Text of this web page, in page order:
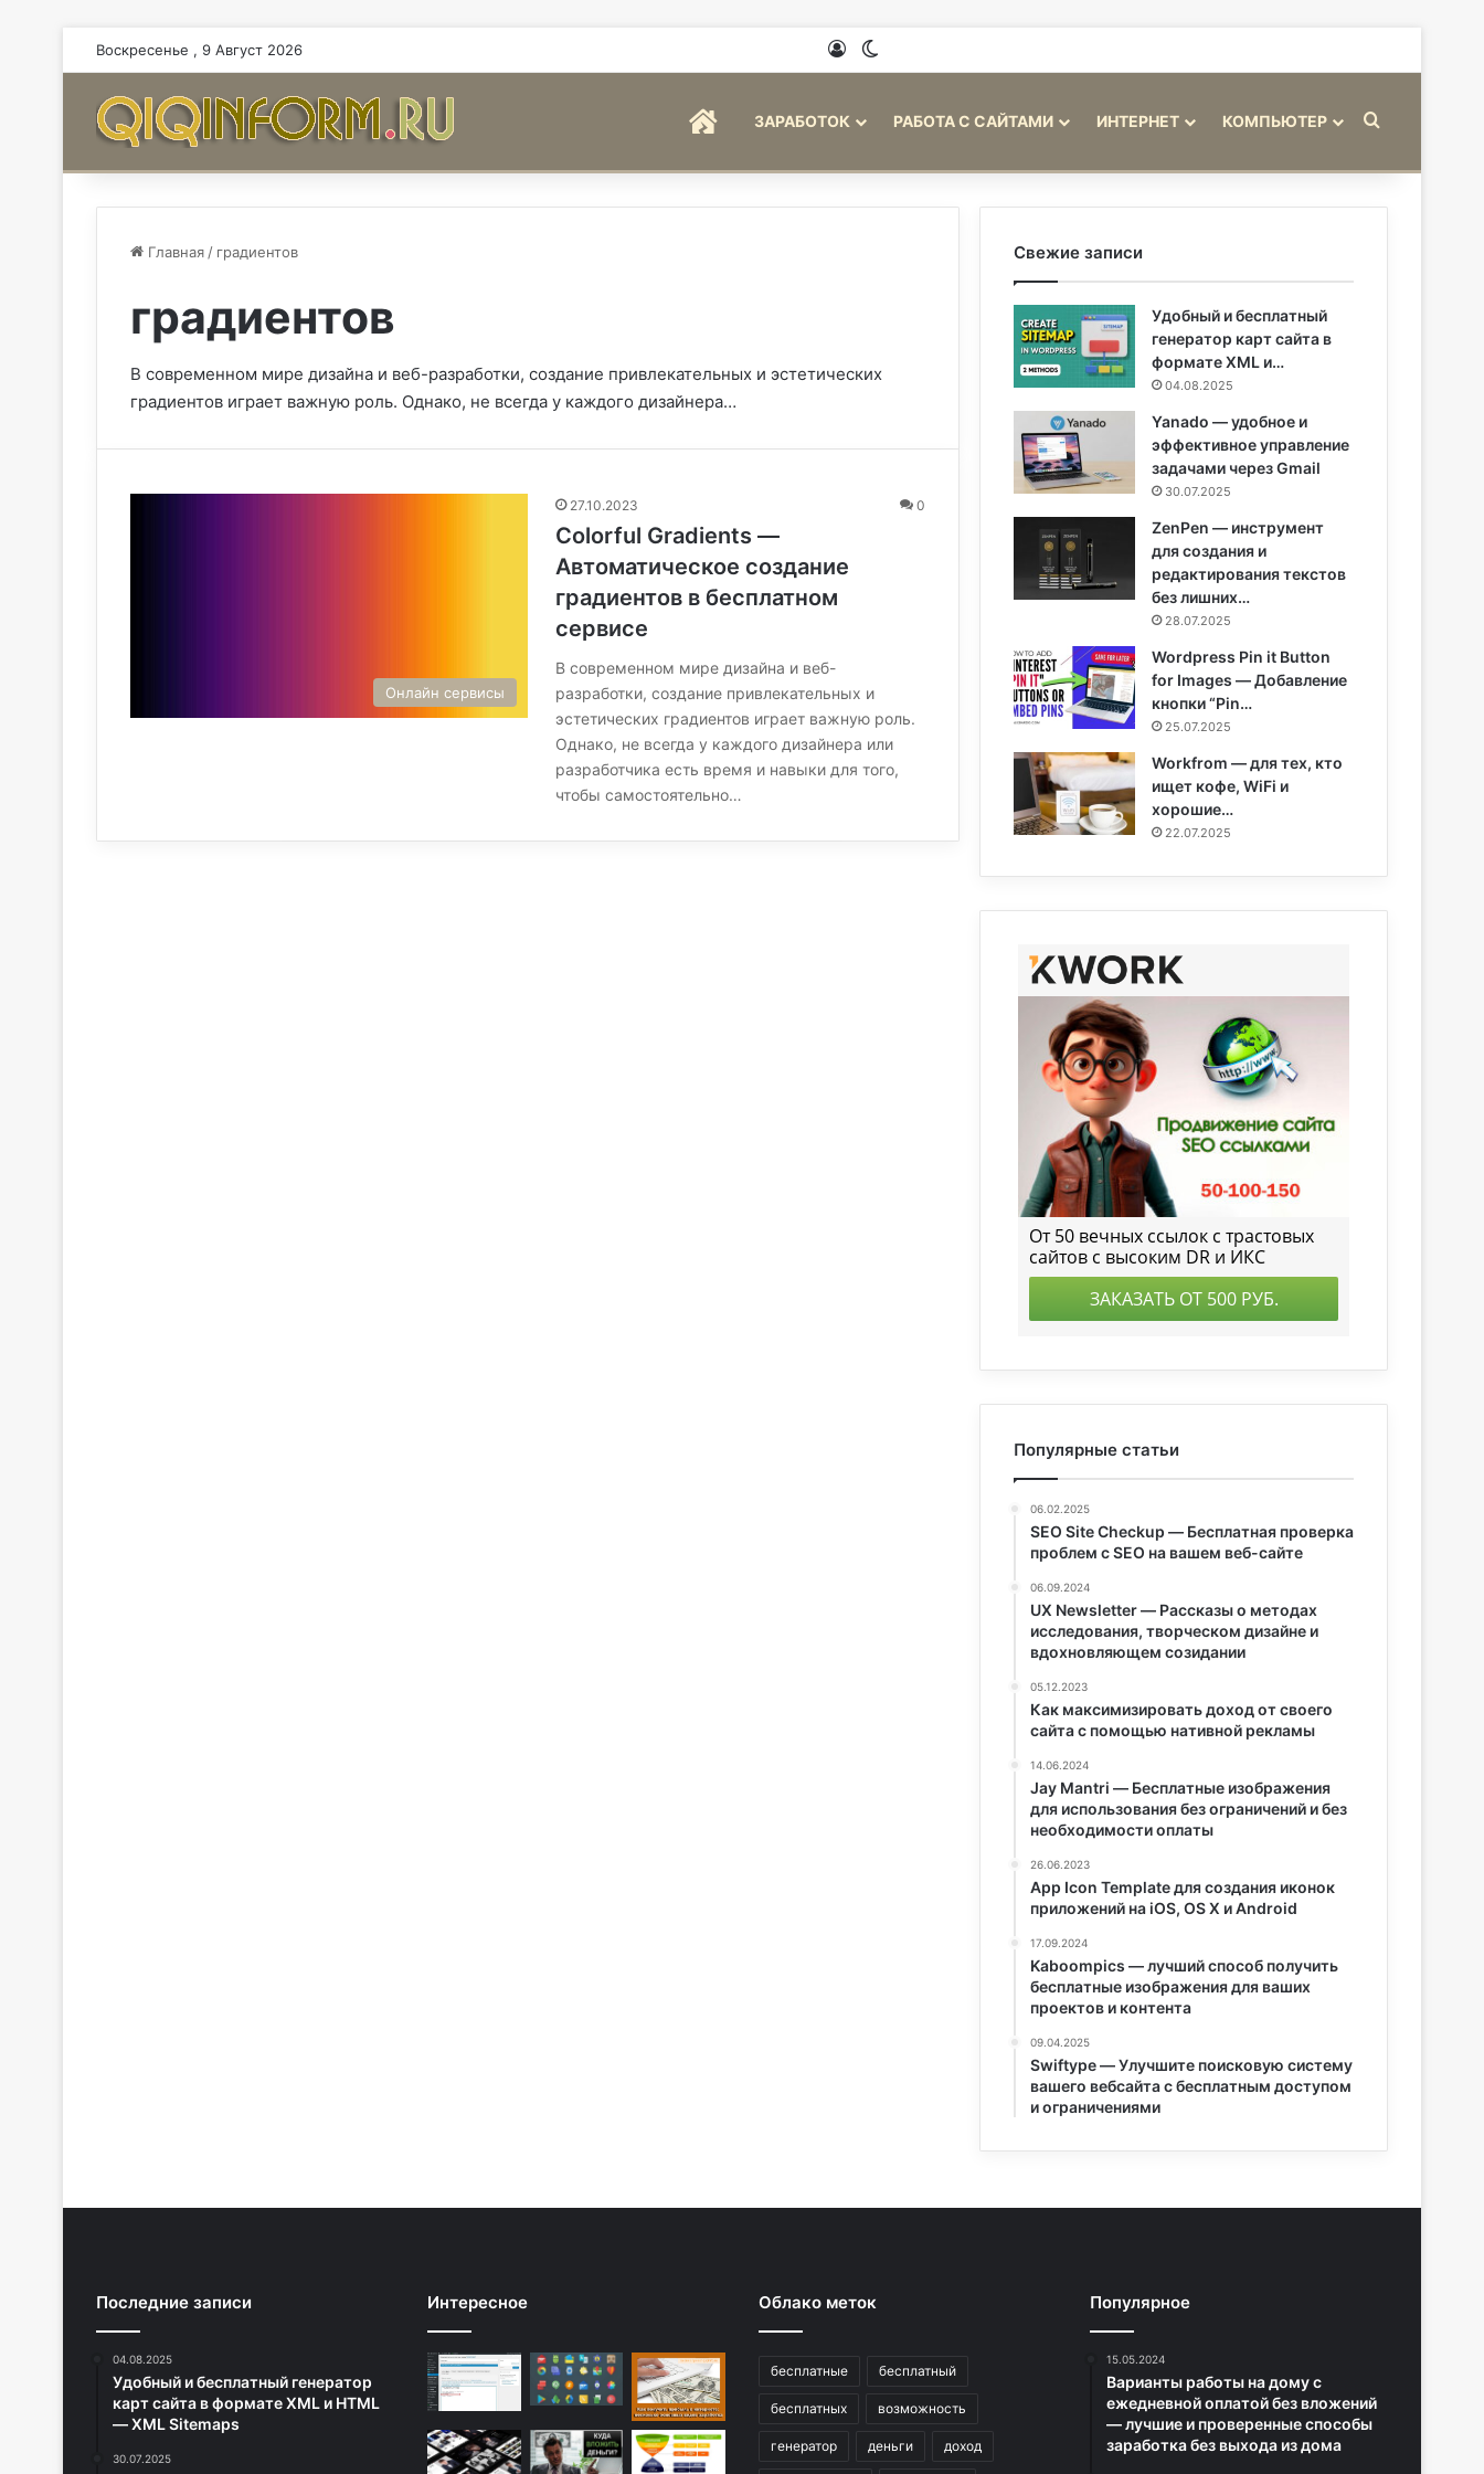
Воскресенье , 9 Август 2026 Войти
ГЛАВНАЯЗАРАБОТОК РАБОТА С САЙТАМИ ИНТЕРНЕТ КОМПЬЮТЕР
Главная / градиентов
градиентов
В современном мире дизайна и веб-разработки, создание привлекательных и эстетических
градиентов играет важную роль. Однако, не всегда у каждого дизайнера…
Онлайн сервисы
27.10.2023 0
Colorful Gradients —
Автоматическое создание
градиентов в бесплатном
сервисе
В современном мире дизайна и веб-
разработки, создание привлекательных и
эстетических градиентов играет важную роль.
Однако, не всегда у каждого дизайнера или
разработчика есть время и навыки для того,
чтобы самостоятельно…
Свежие записи
Удобный и бесплатный
генератор карт сайта в
формате XML и…
04.08.2025
Yanado — удобное и
эффективное управление
задачами через Gmail
30.07.2025
ZenPen — инструмент
для создания и
редактирования текстов
без лишних…
28.07.2025
Wordpress Pin it Button
for Images — Добавление
кнопки “Pin…
25.07.2025
Workfrom — для тех, кто
ищет кофе, WiFi и
хорошие…
22.07.2025
Популярные статьи
06.02.2025
SEO Site Checkup — Бесплатная проверка
проблем с SEO на вашем веб-сайте
06.09.2024
UX Newsletter — Рассказы о методах
исследования, творческом дизайне и
вдохновляющем созидании
05.12.2023
Как максимизировать доход от своего
сайта с помощью нативной рекламы
14.06.2024
Jay Mantri — Бесплатные изображения
для использования без ограничений и без
необходимости оплаты
26.06.2023
App Icon Template для создания иконок
приложений на iOS, OS X и Android
17.09.2024
Kaboompics — лучший способ получить
бесплатные изображения для ваших
проектов и контента
09.04.2025
Swiftype — Улучшите поисковую систему
вашего вебсайта с бесплатным доступом
и ограничениями
Последние записи
04.08.2025
Удобный и бесплатный генератор
карт сайта в формате XML и HTML
— XML Sitemaps
30.07.2025
Интересное Облако меток
бесплатные бесплатный
бесплатных возможность
генератор деньги доход
Популярное
15.05.2024
Варианты работы на дому с
ежедневной оплатой без вложений
— лучшие и проверенные способы
заработка без выхода из дома